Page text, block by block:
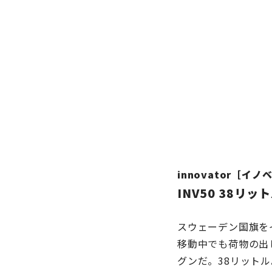
innovator［イノベ
INV50 38リッ
スウェーデン国旗
移動中でも荷物の
グンだ。38リット